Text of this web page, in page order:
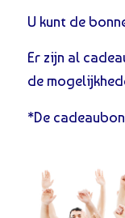
U kunt de
Er zijn al
de
*De